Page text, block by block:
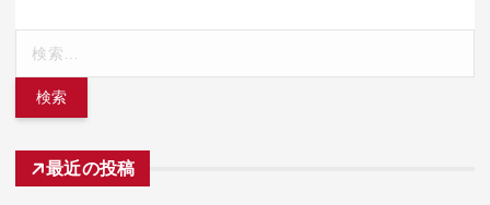
最近の投稿